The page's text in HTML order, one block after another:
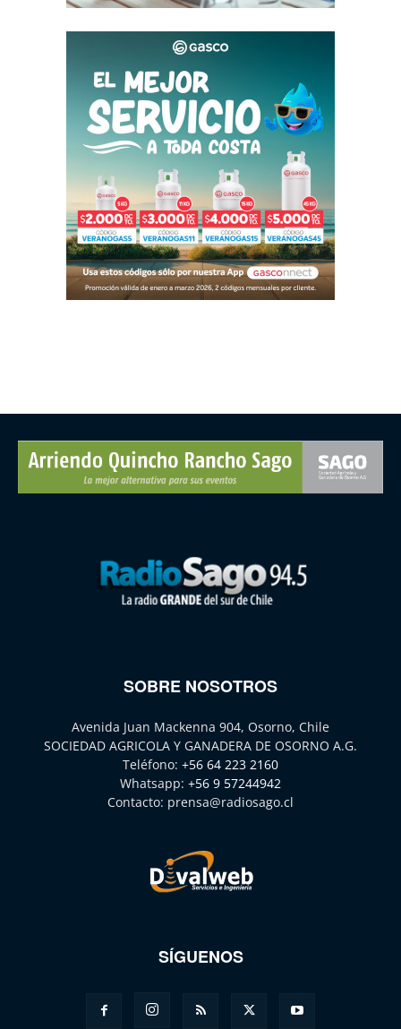
SOBRE NOSOTROS
Avenida Juan Mackenna 904, Osorno, Chile
SOCIEDAD AGRICOLA Y GANADERA DE OSORNO A.G.
Teléfono: +56 64 223 2160
Whatsapp: +56 9 57244942
Contacto: prensa@radiosago.cl
SÍGUENOS